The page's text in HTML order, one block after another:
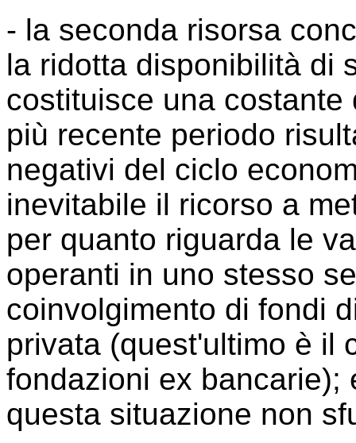
- la seconda risorsa
la ridotta disponibilità di
costituisce una
più recente periodo
negativi del ciclo
inevitabile il ricorso a
per quanto riguarda le
operanti in uno stesso
coinvolgimento di fondi
privata (quest'ultimo è il
fondazioni ex bancarie);
questa situazione non